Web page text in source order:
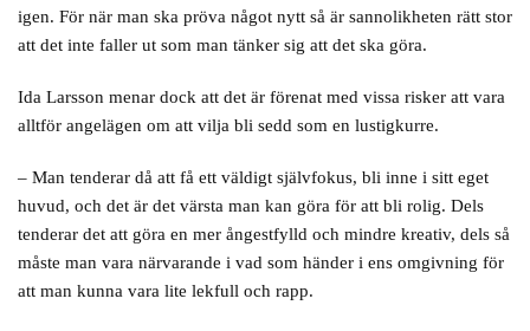
igen. För när man ska pröva något nytt så är sannolikheten rätt stor
att det inte faller ut som man tänker sig att det ska göra.
Ida Larsson menar dock att det är förenat med vissa risker att vara
alltför angelägen om att vilja bli sedd som en lustigkurre.
– Man tenderar då att få ett väldigt självfokus, bli inne i sitt eget
huvud, och det är det värsta man kan göra för att bli rolig. Dels
tenderar det att göra en mer ångestfylld och mindre kreativ, dels så
måste man vara närvarande i vad som händer i ens omgivning för
att man kunna vara lite lekfull och rapp.